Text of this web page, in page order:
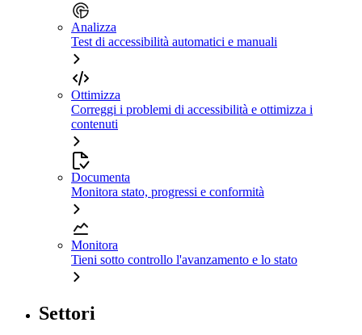
Analizza
Test di accessibilità automatici e manuali
Ottimizza
Correggi i problemi di accessibilità e ottimizza i
contenuti
Documenta
Monitora stato, progressi e conformità
Monitora
Tieni sotto controllo l'avanzamento e lo stato
Settori